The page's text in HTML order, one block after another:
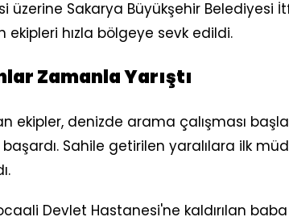
üzerine Sakarya Büyükşehir Belediyesi
ekipleri hızla bölgeye sevk edildi.
Zamanla Yarıştı
ekipler, denizde arama çalışması
Sahile getirilen yaralılara ilk
Devlet Hastanesi'ne kaldırılan baba